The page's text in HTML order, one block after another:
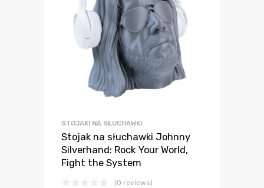
STOJAKI NA SŁUCHAWKI
Stojak na słuchawki Johnny
Silverhand: Rock Your World,
Fight the System
(0 reviews)